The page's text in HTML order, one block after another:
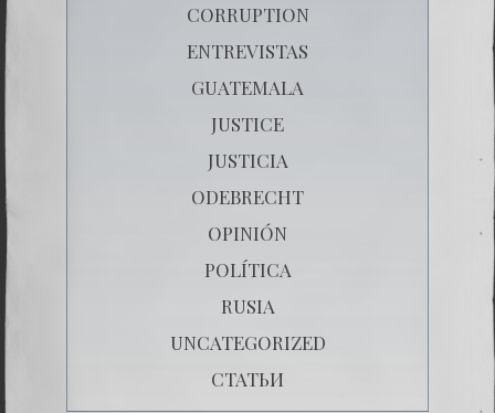
CORRUPTION
ENTREVISTAS
GUATEMALA
JUSTICE
JUSTICIA
ODEBRECHT
OPINIÓN
POLÍTICA
RUSIA
UNCATEGORIZED
СТАТЬИ